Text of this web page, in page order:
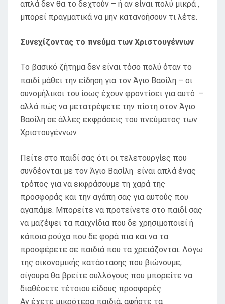
απλά δεν θα το δεχτούν – ή αν είναι πολύ μικρά ,
μπορεί πραγματικά να μην κατανοήσουν τι λέτε.
Συνεχίζοντας το πνεύμα των Χριστουγέννων
Το βασικό ζήτημα δεν είναι τόσο πολύ όταν το
παιδί μάθει την είδηση ​​για τον Άγιο Βασίλη – οι
συνομήλικοι του ίσως έχουν φροντίσει για αυτό –
αλλά πώς να μετατρέψετε την πίστη στον Άγιο
Βασίλη σε άλλες εκφράσεις του πνεύματος των
Χριστουγέννων.
Πείτε στο παιδί σας ότι οι τελετουργίες που
συνδέονται με τον Άγιο Βασίλη είναι απλά ένας
τρόπος για να εκφράσουμε τη χαρά της
προσφοράς και την αγάπη σας για αυτούς που
αγαπάμε. Μπορείτε να προτείνετε στο παιδί σας
να μαζέψει τα παιχνίδια που δε χρησιμοποιεί ή
κάποια ρούχα που δε φορά πια και να τα
προσφέρετε σε παιδιά που τα χρειάζονται. Λόγω
της οικονομικής κατάστασης που βιώνουμε,
σίγουρα θα βρείτε συλλόγους που μπορείτε να
διαθέσετε τέτοιου είδους προσφορές.
Αν έχετε μικρότερα παιδιά, αφήστε τα